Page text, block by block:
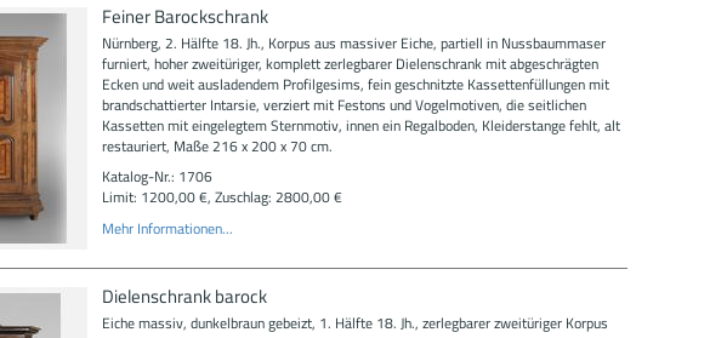
Feiner Barockschrank
Nürnberg, 2. Hälfte 18. Jh., Korpus aus massiver Eiche, partiell in Nussbaummaser
furniert, hoher zweitüriger, komplett zerlegbarer Dielenschrank mit abgeschrägten
Ecken und weit ausladendem Profilgesims, fein geschnitzte Kassettenfüllungen mit
brandschattierter Intarsie, verziert mit Festons und Vogelmotiven, die seitlichen
Kassetten mit eingelegtem Sternmotiv, innen ein Regalboden, Kleiderstange fehlt, alt
restauriert, Maße 216 x 200 x 70 cm.
Katalog-Nr.: 1706
Limit: 1200,00 €, Zuschlag: 2800,00 €
Mehr Informationen...
Dielenschrank barock
Eiche massiv, dunkelbraun gebeizt, 1. Hälfte 18. Jh., zerlegbarer zweitüriger Korpus